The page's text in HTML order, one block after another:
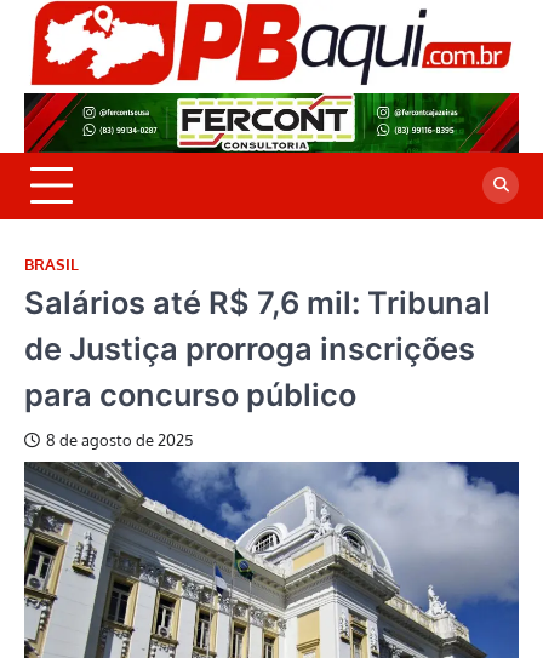
Skip
content
BRASIL
Salários até R$ 7,6 mil: Tribunal
de Justiça prorroga inscrições
para concurso público
8 de agosto de 2025